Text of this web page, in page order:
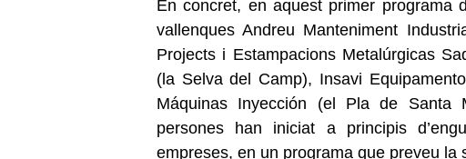
En concret, en aquest primer programa
vallenques Andreu Manteniment
Projects i Estampacions Metalúrgicas
(la Selva del Camp), Insavi
Máquinas Inyección (el Pla de Santa
persones han iniciat a principis
empreses, en un programa que preveu la